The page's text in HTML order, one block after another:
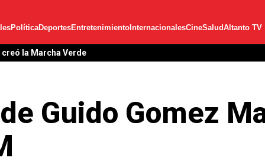
PolíticaDeportesEntretenimiento InternacionalesCineSaludAltanto TV
la Marcha Verde
Guido Gomez